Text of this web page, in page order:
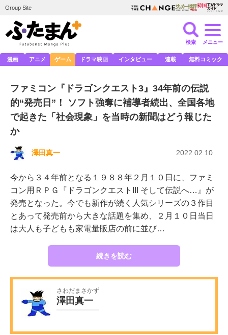
Group Site
検索 メニュー
漫画 アニメ ゲーム ドラマ映画 インタビュー 連載 無料コミック
ファミコン『ドラゴンクエスト3』34年前の伝説
的“発売日”！ ソフト強奪に補導者続出、全国各地
で起きた「社会現象」を当時の新聞はどう報じた
か
澤田真一 2022.02.10
今から３４年前となる１９８８年２月１０日に、ファミ
コン用ＲＰＧ『ドラゴンクエストIII そして伝説へ…』が
発売となった。今でも新作が続く人気シリーズの３作目
とあって発売前から大きな話題を集め、２月１０日当日
は大人も子どもも家電量販店の前に並び…
続きを読む
さわだまさかず
澤田真一